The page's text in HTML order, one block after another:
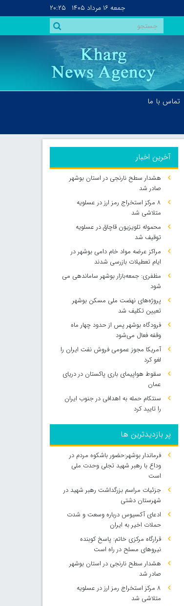
جمعه ۱۶ مرداد ۱۴۰۵ ۲۰:۲۵
تماس با ما
آخرین اخبار
هشدار سطح نارنجی در استان بوشهر
صادر شد
۸ مرکز استخراج رمز ارز در عسلویه
متلاشی شد
محموله تلویزیون قاچاق در عسلویه
توقیف شد
مراکز عرضه مواد خام دامی بوشهر در
ایام تعطیلات بازرسی شدند
مظفری: جمعه‌بازار بوشهر ساماندهی می‌
شود
پروژه‌های نهضت ملی مسکن بوشهر
تعیین تکلیف شد
فرودگاه بوشهر پس از حدود چهار ماه
وقفه فعال می‌شود
آمریکا مجوز عمومی فروش نفت ایران را
لغو کرد
سقوط هواپیمای باری پاکستان در دریای
عمان
سنتکام حمله به اهدافی در جنوب ایران
را تایید کرد
پر بازدیدترین ها
فرماندار بوشهر:حضور باشکوه مردم در
وداع با رهبر شهید تجلی وحدت ملی
است
جزئیات مراسم بزرگداشت رهبر شهید در
شهرستان دشتی
ادعای آکسیوس درباره وسعت و شدت
حملات اخیر به ایران
قرارگاه مرکزی خاتم: پاسخ کوبنده
نیروهای مسلح در راه است
هشدار سطح نارنجی در استان بوشهر
صادر شد
۸ مرکز استخراج رمز ارز در عسلویه
متلاشی شد